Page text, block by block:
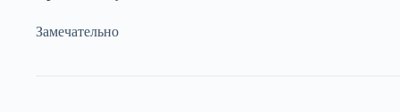
Замечательно